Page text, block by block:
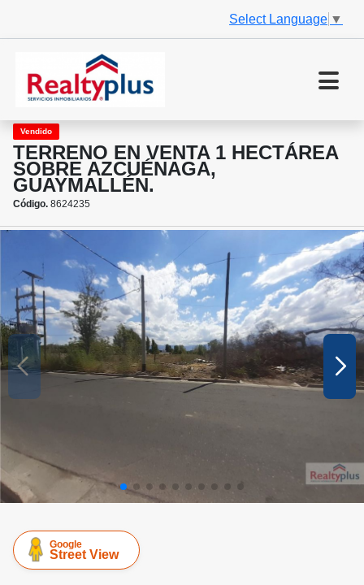
Select Language ▼
Vendido
TERRENO EN VENTA 1 HECTÁREA
SOBRE AZCUÉNAGA,
GUAYMALLÉN.
Código. 8624235
Google
Street View